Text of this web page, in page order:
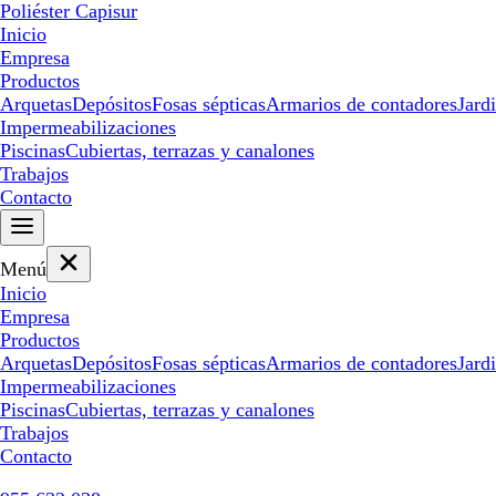
Poliéster Capisur
Inicio
Empresa
Productos
ArquetasDepósitosFosas sépticasArmarios de contadores
Impermeabilizaciones
PiscinasCubiertas, terrazas y canalones
Trabajos
Contacto
Menú
Inicio
Empresa
Productos
ArquetasDepósitosFosas sépticasArmarios de contadores
Impermeabilizaciones
PiscinasCubiertas, terrazas y canalones
Trabajos
Contacto